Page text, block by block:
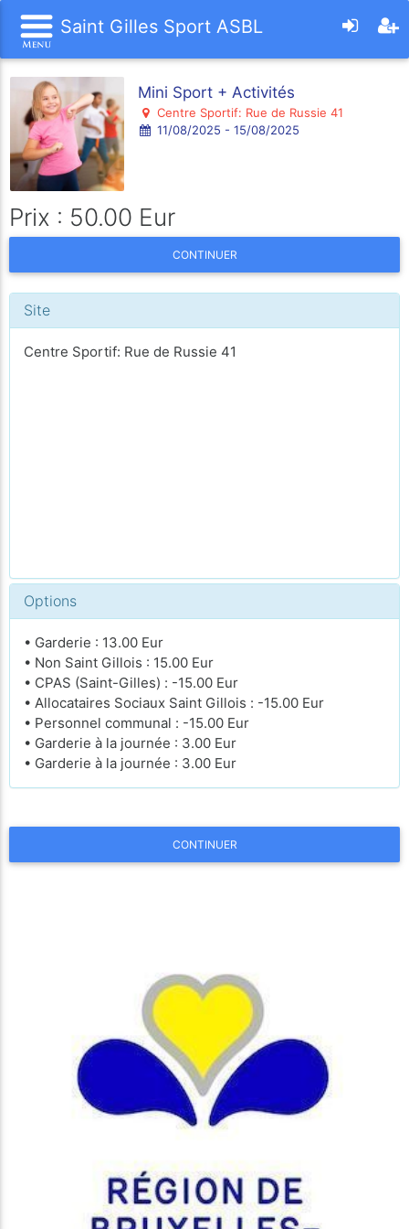
Saint Gilles Sport ASBL
Mini Sport + Activités
Centre Sportif: Rue de Russie 41
11/08/2025 - 15/08/2025
Prix : 50.00 Eur
CONTINUER
Site
Centre Sportif: Rue de Russie 41
Options
• Garderie : 13.00 Eur
• Non Saint Gillois : 15.00 Eur
• CPAS (Saint-Gilles) : -15.00 Eur
• Allocataires Sociaux Saint Gillois : -15.00 Eur
• Personnel communal : -15.00 Eur
• Garderie à la journée : 3.00 Eur
• Garderie à la journée : 3.00 Eur
CONTINUER